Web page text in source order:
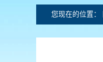
您现在的位置：